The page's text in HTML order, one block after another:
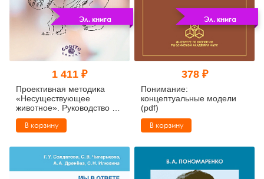
Эл. книга
1 411 ₽
Проективная методика
«Несуществующее
животное». Руководство и
результаты
психодиагностического
пациентов с различными
расстройствами
эмоционально-личностной
сферы (pdf)
В корзину
Эл. книга
378 ₽
Понимание:
концептуальные модели
(pdf)
В корзину